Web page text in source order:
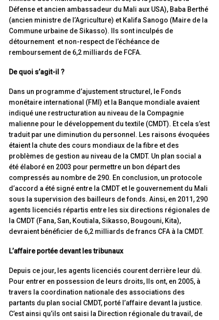
Défense et ancien ambassadeur du Mali aux USA), Baba Berthé
(ancien ministre de l’Agriculture) et Kalifa Sanogo (Maire de la
Commune urbaine de Sikasso). Ils sont inculpés de
détournement et non-respect de l’échéance de
remboursement de 6,2 milliards de FCFA.
De quoi s’agit-il ?
Dans un programme d’ajustement structurel, le Fonds
monétaire international (FMI) et la Banque mondiale avaient
indiqué une restructuration au niveau de la Compagnie
malienne pour le développement du textile (CMDT). Et cela s’est
traduit par une diminution du personnel. Les raisons évoquées
étaient la chute des cours mondiaux de la fibre et des
problèmes de gestion au niveau de la CMDT. Un plan social a
été élaboré en 2003 pour permettre un bon départ des
compressés au nombre de 290. En conclusion, un protocole
d’accord a été signé entre la CMDT et le gouvernement du Mali
sous la supervision des bailleurs de fonds. Ainsi, en 2011, 290
agents licenciés répartis entre les six directions régionales de
la CMDT (Fana, San, Koutiala, Sikasso, Bougouni, Kita),
devraient bénéficier de 6,2 milliards de francs CFA à la CMDT.
L’affaire portée devant les tribunaux
Depuis ce jour, les agents licenciés courent derrière leur dû.
Pour entrer en possession de leurs droits, Ils ont, en 2005, à
travers la coordination nationale des associations des
partants du plan social CMDT, porté l’affaire devant la justice.
C’est ainsi qu’ils ont saisi la Direction régionale du travail, de